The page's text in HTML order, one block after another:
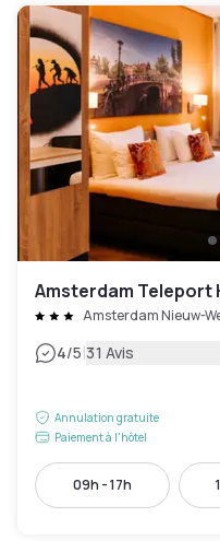
Amsterdam Teleport
Amsterdam Nieuw-
4/5|31 Avis
Annulation gratuite
Paiement à l'hôtel
09h - 17h